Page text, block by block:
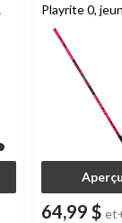
Playrite 0,
rigidité de
64,99 $